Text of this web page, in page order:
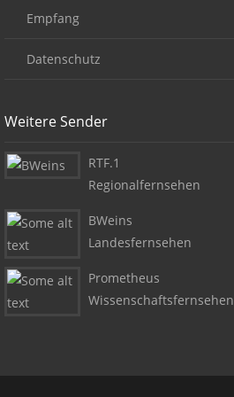
Empfang
Datenschutz
Weitere Sender
RTF.1
Regionalfernsehen
BWeins
Landesfernsehen
Prometheus
Wissenschaftsfernsehen